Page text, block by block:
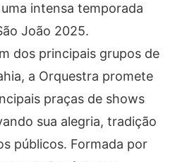
intensa temporada
João 2025.
dos principais grupos de
a Orquestra promete
praças de shows
sua alegria, tradição
públicos. Formada por